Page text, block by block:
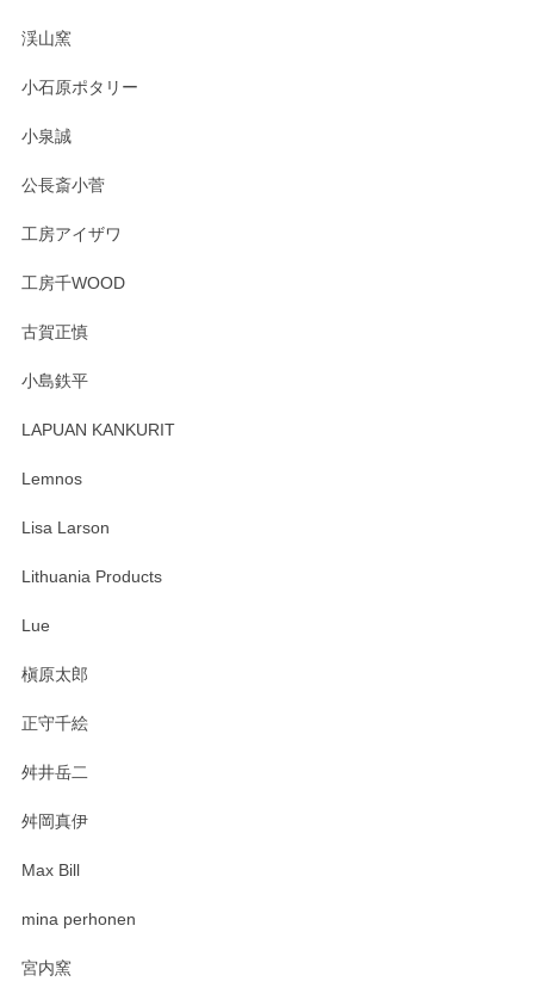
渓山窯
小石原ポタリー
小泉誠
公長斎小菅
工房アイザワ
工房千WOOD
古賀正慎
小島鉄平
LAPUAN KANKURIT
Lemnos
Lisa Larson
Lithuania Products
Lue
槇原太郎
正守千絵
舛井岳二
舛岡真伊
Max Bill
mina perhonen
宮内窯